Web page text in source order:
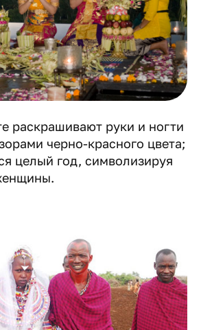
раскрашивают руки и ногти
черно-красного цвета;
целый год, символизируя